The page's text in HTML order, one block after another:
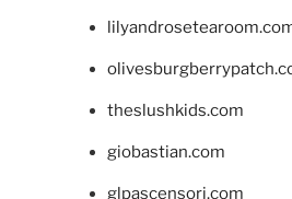
theslushkids.com
giobastian.com
glpascensori.com